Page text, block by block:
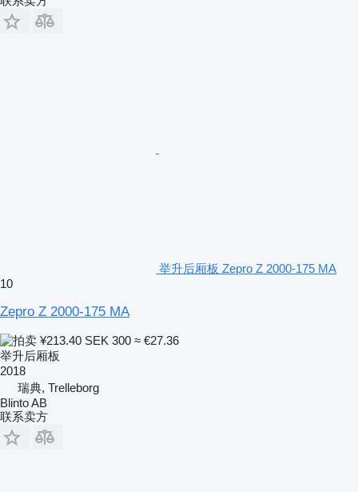
举升后厢板 Zepro Z 2000-175 MA
10
Zepro Z 2000-175 MA
¥213.40 SEK 300 ≈ €27.36
举升后厢板
2018
瑞典, Trelleborg
Blinto AB
联系卖方